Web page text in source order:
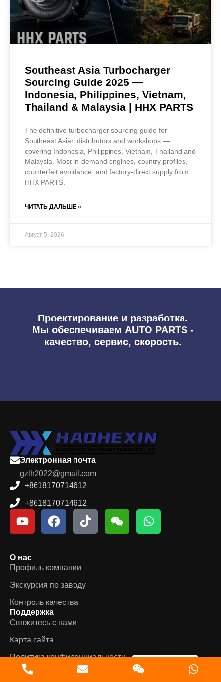
Southeast Asia Turbocharger
Sourcing Guide 2025 —
Indonesia, Philippines, Vietnam,
Thailand & Malaysia | HHX PARTS
The definitive turbocharger sourcing guide for
Southeast Asian distributors and workshops —
covering Indonesia, Philippines, Vietnam, Thailand and
Malaysia. Most in-demand engines, country profiles,
counterfeit avoidance, and factory-direct supply from
HHX PARTS.
ЧИТАТЬ ДАЛЬШЕ »
Август 5, 2026
Проектирование и разработка.
Мы обеспечиваем AUTO PARTS -
качество, сервис, скорость.
Электронная почта
gzlh2022@gmail.com
+8618170714612
+8618170714612
О нас
Профиль компании
Экскурсия по заводу
Контроль качества
Поддержка
Свяжитесь с нами
Карта сайта
Политика конфиденциальности